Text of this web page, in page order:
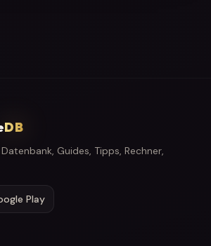
DB
Guides, Tipps, Rechner,
Play